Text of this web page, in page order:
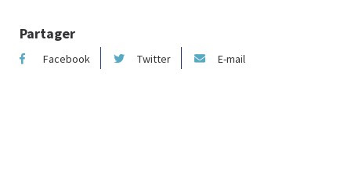
Partager
Facebook Twitter E-mail